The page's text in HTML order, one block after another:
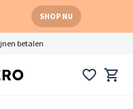
SHOP NU
betalen